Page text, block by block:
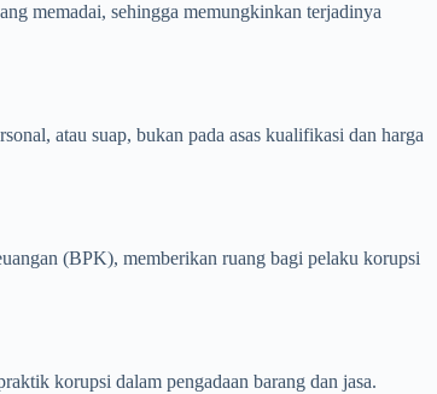
memadai, sehingga memungkinkan terjadinya
atau suap, bukan pada asas kualifikasi dan harga
(BPK), memberikan ruang bagi pelaku korupsi
korupsi dalam pengadaan barang dan jasa.